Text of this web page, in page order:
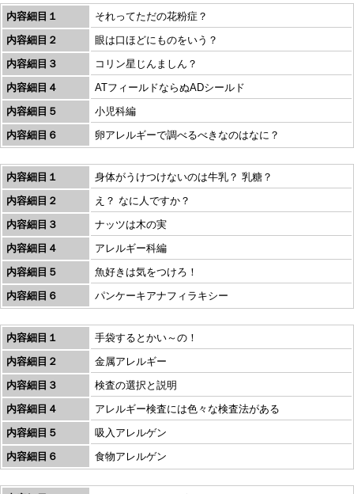
内容細目１
それってただの花粉症？
内容細目２
眼は口ほどにものをいう？
内容細目３
コリン星じんましん？
内容細目４
ATフィールドならぬADシールド
内容細目５
小児科編
内容細目６
卵アレルギーで調べるべきなのはなに？
内容細目１
身体がうけつけないのは牛乳？ 乳糖？
内容細目２
え？ なに人ですか？
内容細目３
ナッツは木の実
内容細目４
アレルギー科編
内容細目５
魚好きは気をつけろ！
内容細目６
パンケーキアナフィラキシー
内容細目１
手袋するとかい～の！
内容細目２
金属アレルギー
内容細目３
検査の選択と説明
内容細目４
アレルギー検査には色々な検査法がある
内容細目５
吸入アレルゲン
内容細目６
食物アレルゲン